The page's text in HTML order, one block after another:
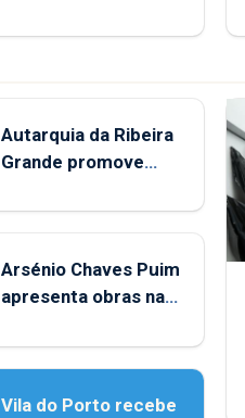
Autarquia da Ribeira
Grande promove
Verão"
Arsénio Chaves Puim
apresenta obras na
Porto
Vila do Porto recebe